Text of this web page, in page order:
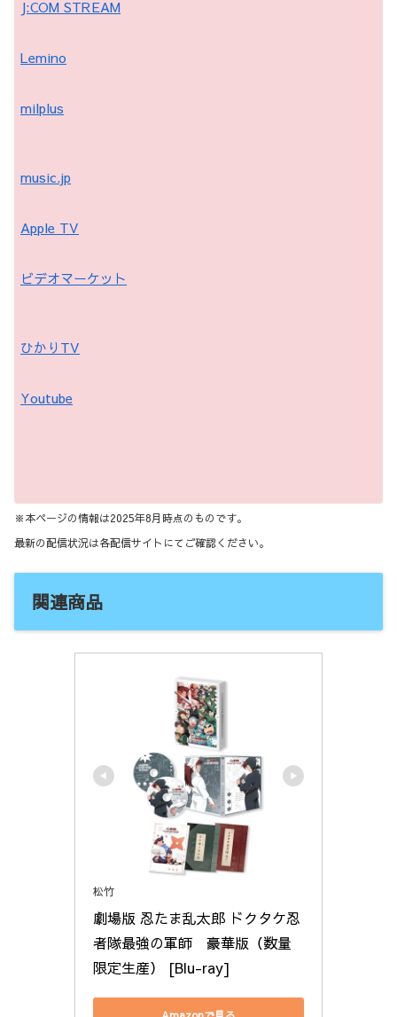
J:COM STREAM
Lemino
milplus
music.jp
Apple TV
ビデオマーケット
ひかりTV
Youtube
※本ページの情報は2025年8月時点のものです。
最新の配信状況は各配信サイトにてご確認ください。
関連商品
松竹
劇場版 忍たま乱太郎 ドクタケ忍
者隊最強の軍師　豪華版（数量
限定生産） [Blu-ray]